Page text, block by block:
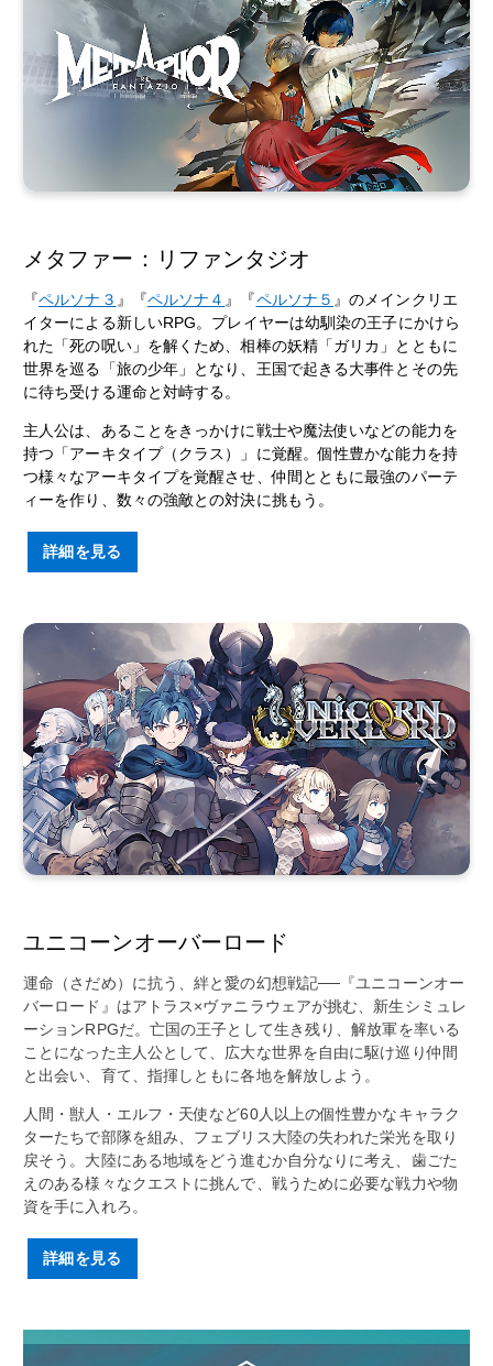
メタファー：リファンタジオ
『ペルソナ３ 』『ペルソナ４ 』『ペルソナ５ 』のメインクリエ
イターによる新しいRPG。プレイヤーは幼馴染の王子にかけら
れた「死の呪い」を解くため、相棒の妖精「ガリカ」とともに
世界を巡る「旅の少年」となり、王国で起きる大事件とその先
に待ち受ける運命と対峙する。
主人公は、あることをきっかけに戦士や魔法使いなどの能力を
持つ「アーキタイプ（クラス）」に覚醒。個性豊かな能力を持
つ様々なアーキタイプを覚醒させ、仲間とともに最強のパーテ
ィーを作り、数々の強敵との対決に挑もう。
詳細を見る
ユニコーンオーバーロード
運命（さだめ）に抗う、絆と愛の幻想戦記──『ユニコーンオー
バーロード』はアトラス×ヴァニラウェアが挑む、新生シミュレ
ーションRPGだ。亡国の王子として生き残り、解放軍を率いる
ことになった主人公として、広大な世界を自由に駆け巡り仲間
と出会い、育て、指揮しともに各地を解放しよう。
人間・獣人・エルフ・天使など60人以上の個性豊かなキャラク
ターたちで部隊を組み、フェブリス大陸の失われた栄光を取り
戻そう。大陸にある地域をどう進むか自分なりに考え、歯ごた
えのある様々なクエストに挑んで、戦うために必要な戦力や物
資を手に入れろ。
詳細を見る